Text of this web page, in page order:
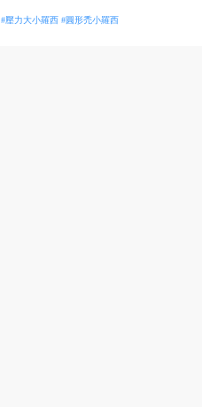
#壓力大小羅西 #圓形禿小羅西